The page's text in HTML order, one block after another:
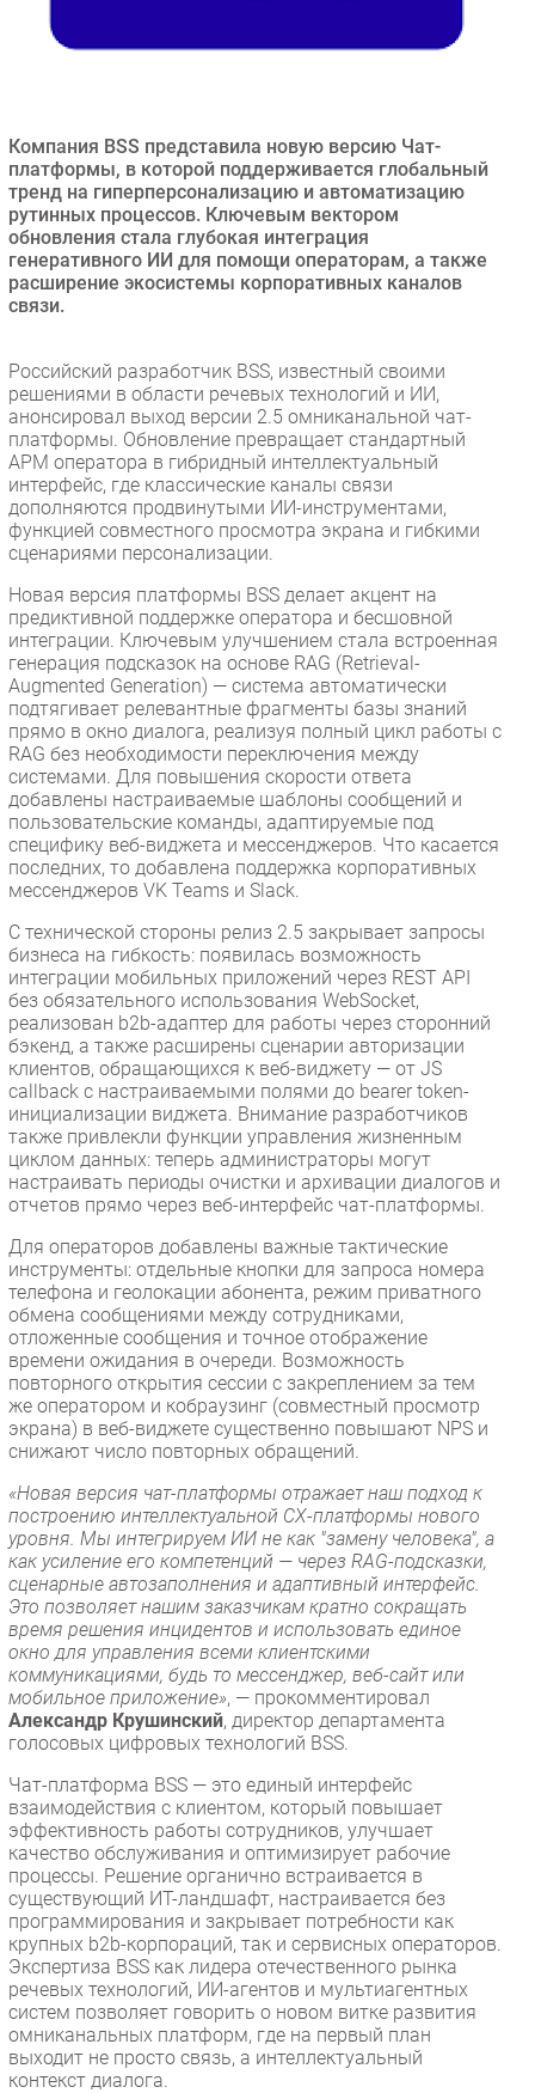
Безопасность
Здоровье
РАЗДЕЛЫ
Новости
Аналитика
Мероприятия
Проекты
IT класс
Тестовый стенд
Каталог компаний
Компания BSS представила новую версию Чат-
платформы, в которой поддерживается глобальный
тренд на гиперперсонализацию и автоматизацию
рутинных процессов. Ключевым вектором
обновления стала глубокая интеграция
генеративного ИИ для помощи операторам, а также
расширение экосистемы корпоративных каналов
связи.
Российский разработчик BSS, известный своими
решениями в области речевых технологий и ИИ,
анонсировал выход версии 2.5 омниканальной чат-
платформы. Обновление превращает стандартный
АРМ оператора в гибридный интеллектуальный
интерфейс, где классические каналы связи
дополняются продвинутыми ИИ-инструментами,
функцией совместного просмотра экрана и гибкими
сценариями персонализации.
Новая версия платформы BSS делает акцент на
предиктивной поддержке оператора и бесшовной
интеграции. Ключевым улучшением стала встроенная
генерация подсказок на основе RAG (Retrieval-
Augmented Generation) — система автоматически
подтягивает релевантные фрагменты базы знаний
прямо в окно диалога, реализуя полный цикл работы с
RAG без необходимости переключения между
системами. Для повышения скорости ответа
добавлены настраиваемые шаблоны сообщений и
пользовательские команды, адаптируемые под
специфику веб-виджета и мессенджеров. Что касается
последних, то добавлена поддержка корпоративных
мессенджеров VK Teams и Slack.
С технической стороны релиз 2.5 закрывает запросы
бизнеса на гибкость: появилась возможность
интеграции мобильных приложений через REST API
без обязательного использования WebSocket,
реализован b2b-адаптер для работы через сторонний
бэкенд, а также расширены сценарии авторизации
клиентов, обращающихся к веб-виджету — от JS
callback с настраиваемыми полями до bearer token-
инициализации виджета. Внимание разработчиков
также привлекли функции управления жизненным
циклом данных: теперь администраторы могут
настраивать периоды очистки и архивации диалогов и
отчетов прямо через веб-интерфейс чат-платформы.
Для операторов добавлены важные тактические
инструменты: отдельные кнопки для запроса номера
телефона и геолокации абонента, режим приватного
обмена сообщениями между сотрудниками,
отложенные сообщения и точное отображение
времени ожидания в очереди. Возможность
повторного открытия сессии с закреплением за тем
же оператором и кобраузинг (совместный просмотр
экрана) в веб-виджете существенно повышают NPS и
снижают число повторных обращений.
«Новая версия чат-платформы отражает наш подход к
построению интеллектуальной CX-платформы нового
уровня. Мы интегрируем ИИ не как "замену человека", а
как усиление его компетенций — через RAG-подсказки,
сценарные автозаполнения и адаптивный интерфейс.
Это позволяет нашим заказчикам кратно сокращать
время решения инцидентов и использовать единое
окно для управления всеми клиентскими
коммуникациями, будь то мессенджер, веб-сайт или
мобильное приложение», — прокомментировал
Александр Крушинский, директор департамента
голосовых цифровых технологий BSS.
Чат-платформа BSS — это единый интерфейс
взаимодействия с клиентом, который повышает
эффективность работы сотрудников, улучшает
качество обслуживания и оптимизирует рабочие
процессы. Решение органично встраивается в
существующий ИТ-ландшафт, настраивается без
программирования и закрывает потребности как
крупных b2b-корпораций, так и сервисных операторов.
Экспертиза BSS как лидера отечественного рынка
речевых технологий, ИИ-агентов и мультиагентных
систем позволяет говорить о новом витке развития
омниканальных платформ, где на первый план
выходит не просто связь, а интеллектуальный
контекст диалога.